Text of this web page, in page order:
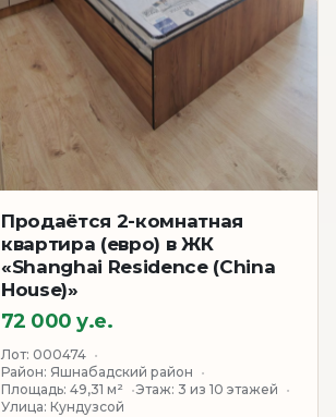
Продаётся 2-комнатная
квартира (евро) в ЖК
«Shanghai Residence (China
House)»
72 000 у.е.
Лот: 000474
Район: Яшнабадский район
Площадь: 49,31 м² Этаж: 3 из 10 этажей
Улица: Кундузсой